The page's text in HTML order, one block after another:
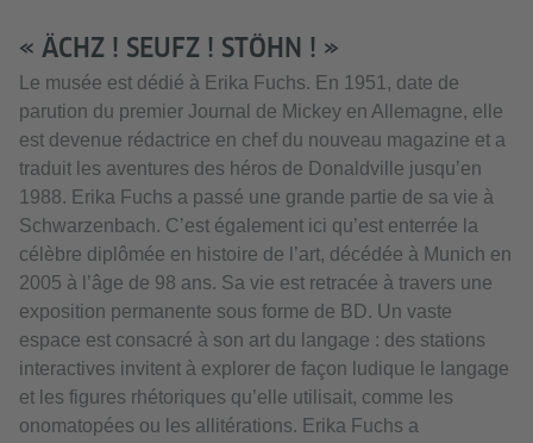
« ÄCHZ ! SEUFZ ! STÖHN ! »
Le musée est dédié à Erika Fuchs. En 1951, date de
parution du premier Journal de Mickey en Allemagne, elle
est devenue rédactrice en chef du nouveau magazine et a
traduit les aventures des héros de Donaldville jusqu’en
1988. Erika Fuchs a passé une grande partie de sa vie à
Schwarzenbach. C’est également ici qu’est enterrée la
célèbre diplômée en histoire de l’art, décédée à Munich en
2005 à l’âge de 98 ans. Sa vie est retracée à travers une
exposition permanente sous forme de BD. Un vaste
espace est consacré à son art du langage : des stations
interactives invitent à explorer de façon ludique le langage
et les figures rhétoriques qu’elle utilisait, comme les
onomatopées ou les allitérations. Erika Fuchs a